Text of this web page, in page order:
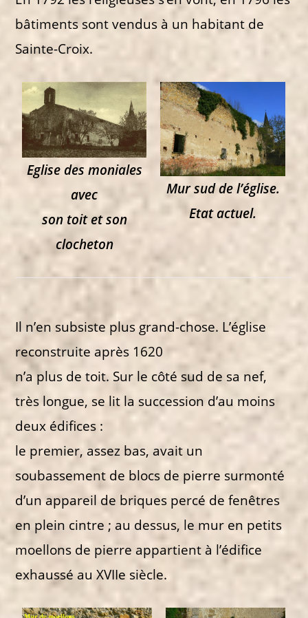
bâtiments sont vendus à un habitant de
Sainte-Croix.
Eglise des moniales
avec
son toit et son
clocheton
Mur sud de l’église.
Etat actuel.
Il n’en subsiste plus grand-chose. L’église
reconstruite après 1620
n’a plus de toit. Sur le côté sud de sa nef,
très longue, se lit la succession d’au moins
deux édifices :
le premier, assez bas, avait un
soubassement de blocs de pierre surmonté
d’un appareil de briques percé de fenêtres
en plein cintre ; au dessus, le mur en petits
moellons de pierre appartient à l’édifice
exhaussé au XVIIe siècle.